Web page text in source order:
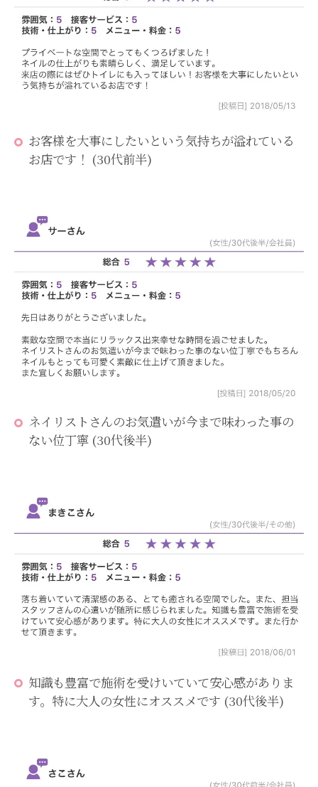
お客様を大事にしたいという気持ちが溢れている
お店です！ (30代前半)
ネイリストさんのお気遣いが今まで味わった事の
ない位丁寧 (30代後半)
知識も豊富で施術を受けいていて安心感がありま
す。特に大人の女性にオススメです (30代後半)